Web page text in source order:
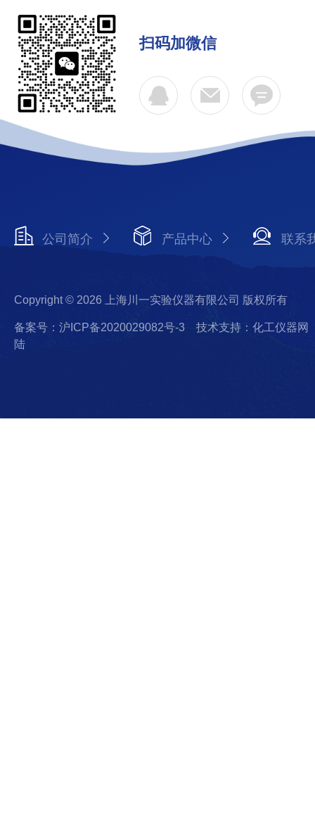
扫码加微信
公司简介 产品中心 联系
Copyright © 2026 上海川一实验仪器有限公司 版权所有
备案号：沪ICP备2020029082号-3
技术支持：化工仪器网
陆